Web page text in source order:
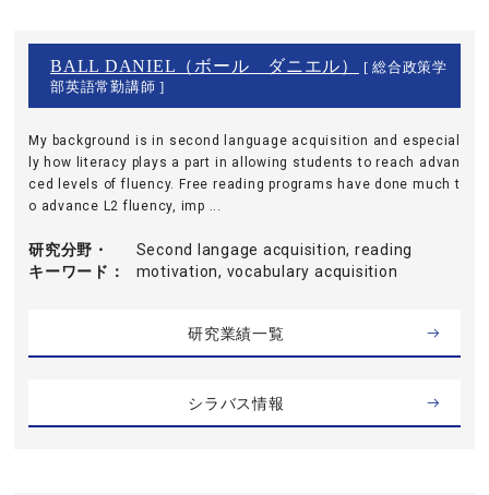
BALL DANIEL（ボール ダニエル）
[ 総合政策学
部英語常勤講師 ]
My background is in second language acquisition and especial
ly how literacy plays a part in allowing students to reach advan
ced levels of fluency. Free reading programs have done much t
o advance L2 fluency, imp ...
研究分野・
キーワード
Second langage acquisition, reading
motivation, vocabulary acquisition
研究業績一覧
シラバス情報